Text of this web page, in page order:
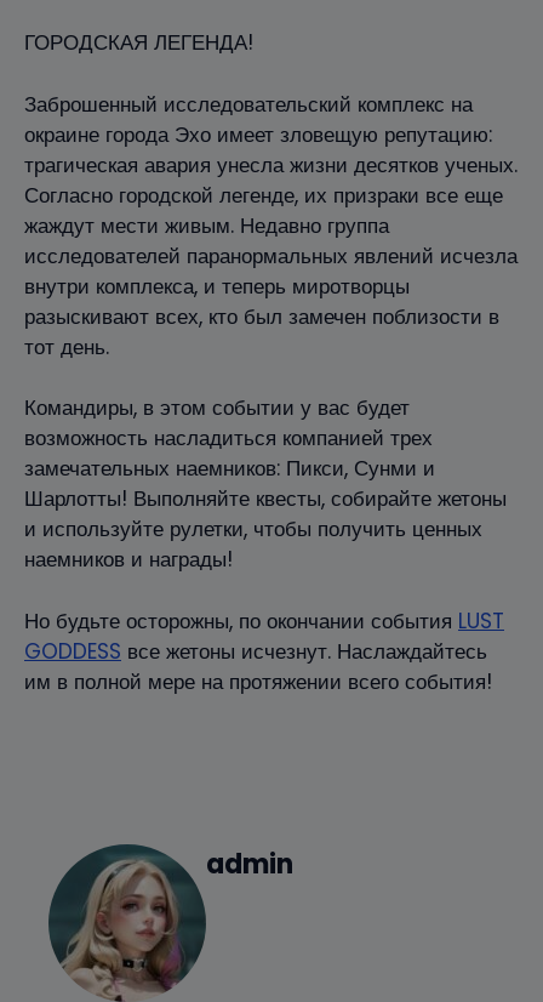
ГОРОДСКАЯ ЛЕГЕНДА!
Заброшенный исследовательский комплекс на
окраине города Эхо имеет зловещую репутацию:
трагическая авария унесла жизни десятков ученых.
Согласно городской легенде, их призраки все еще
жаждут мести живым. Недавно группа
исследователей паранормальных явлений исчезла
внутри комплекса, и теперь миротворцы
разыскивают всех, кто был замечен поблизости в
тот день.
Командиры, в этом событии у вас будет
возможность насладиться компанией трех
замечательных наемников: Пикси, Сунми и
Шарлотты! Выполняйте квесты, собирайте жетоны
и используйте рулетки, чтобы получить ценных
наемников и награды!
Но будьте осторожны, по окончании события LUST
GODDESS все жетоны исчезнут. Наслаждайтесь
им в полной мере на протяжении всего события!
admin